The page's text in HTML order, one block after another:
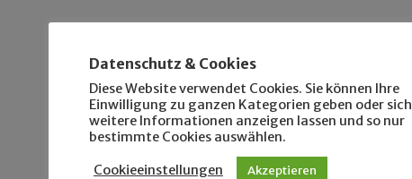
Datenschutz & Cookies
Diese Website verwendet Cookies. Sie können Ihre
Einwilligung zu ganzen Kategorien geben oder sich
weitere Informationen anzeigen lassen und so nur
bestimmte Cookies auswählen.
Cookieeinstellungen Akzeptieren